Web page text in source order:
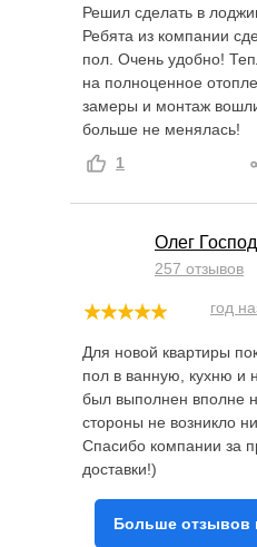
Решил сделать в
Ребята из компании
пол. Очень удобно!
на полноценное
замеры и монтаж
больше не менялась!
1
год
Олег
257 отзывов
Для новой квартиры
пол в ванную, кухню и
был выполнен вполне
стороны не возникло
Спасибо компании за
доставки!)
Больше отзывов